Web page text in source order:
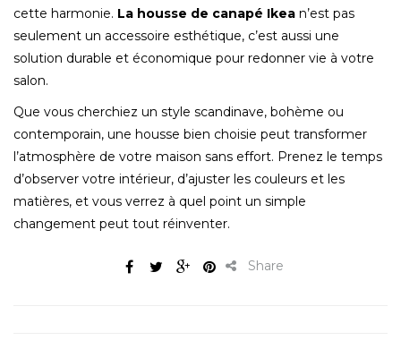
cette harmonie. La housse de canapé Ikea n’est pas
seulement un accessoire esthétique, c’est aussi une
solution durable et économique pour redonner vie à votre
salon.
Que vous cherchiez un style scandinave, bohème ou
contemporain, une housse bien choisie peut transformer
l’atmosphère de votre maison sans effort. Prenez le temps
d’observer votre intérieur, d’ajuster les couleurs et les
matières, et vous verrez à quel point un simple
changement peut tout réinventer.
Share